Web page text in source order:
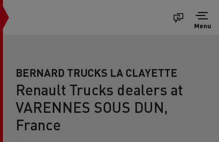
Menu
BERNARD TRUCKS LA CLAYETTE
Renault Trucks dealers at
VARENNES SOUS DUN,
France